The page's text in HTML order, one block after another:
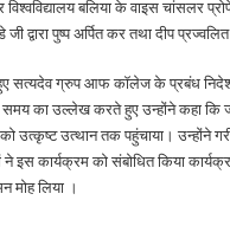
बलिया के वाइस चांसलर
द्वारा पुष्प अर्पित कर तथा दीप
सत्यदेव ग्रुप आफ कॉलेज के प्रबंध
का उल्लेख करते हुए उन्होंने कहा कि
उत्कृष्ट उत्थान तक पहुंचाया। उन्होंने
ने इस कार्यक्रम को संबोधित किया
मोह लिया ।